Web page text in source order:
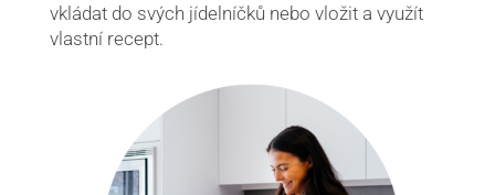
vkládat do svých jídelníčků nebo vložit a využít
vlastní recept.